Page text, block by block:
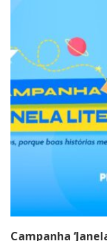
Campanha